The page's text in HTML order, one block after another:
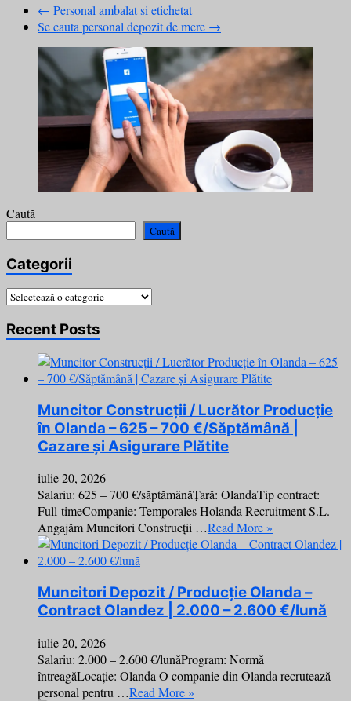
← Personal ambalat si etichetat
Se cauta personal depozit de mere →
Caută
Caută
Categorii
Categorii
Recent Posts
Muncitor Construcții / Lucrător Producție
în Olanda – 625 – 700 €/Săptămână |
Cazare și Asigurare Plătite
iulie 20, 2026
Salariu: 625 – 700 €/săptămânăȚară: OlandaTip contract:
Full-timeCompanie: Temporales Holanda Recruitment S.L.
Angajăm Muncitori Construcții …Read More »
Muncitori Depozit / Producție Olanda –
Contract Olandez | 2.000 – 2.600 €/lună
iulie 20, 2026
Salariu: 2.000 – 2.600 €/lunăProgram: Normă
întreagăLocație: Olanda O companie din Olanda recrutează
personal pentru …Read More »